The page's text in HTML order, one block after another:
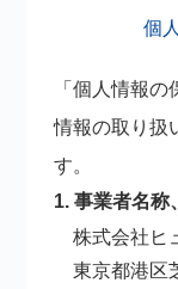
個
「個人情報
情報の取り扱
す。
1. 事業者名称
株式会社ヒ
東京都港